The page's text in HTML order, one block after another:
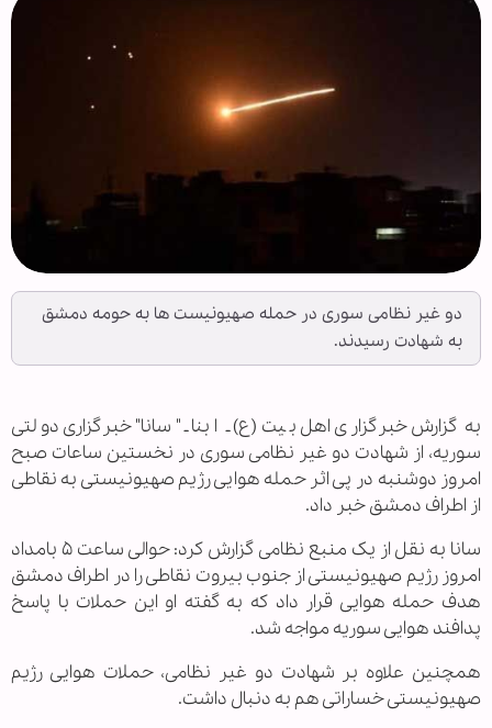
دو غیر نظامی سوری در حمله صهیونیست ها به حومه دمشق
به شهادت رسیدند.
به گزارش خبرگزاری اهل بیت(ع) ـ ابنا ـ "سانا" خبرگزاری دولتی
سوریه، از شهادت دو غیر نظامی سوری در نخستین ساعات صبح
امروز دوشنبه در پی اثر حمله هوایی رژیم صهیونیستی به نقاطی
از اطراف دمشق خبر داد.
سانا به نقل از یک منبع نظامی گزارش کرد: حوالی ساعت ۵ بامداد
امروز رژیم صهیونیستی از جنوب بیروت نقاطی را در اطراف دمشق
هدف حمله هوایی قرار داد که به گفته او این حملات با پاسخ
پدافند هوایی سوریه مواجه شد.
همچنین علاوه بر شهادت دو غیر نظامی، حملات هوایی رژیم
صهیونیستی خساراتی هم به دنبال داشت.